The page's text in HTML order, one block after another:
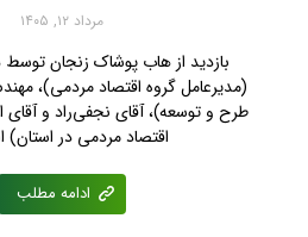
مرداد ۱۲, ۱۴۰۵
بازدید از هاب پوشاک زنجان توسط
(مدیرعامل گروه اقتصاد مردمی)،
طرح و توسعه)، آقای نجفی‌راد و آقای
اقتصاد مردمی در استان)
ادامه مطلب